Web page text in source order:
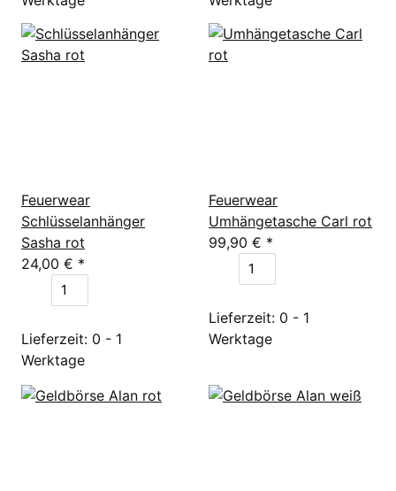
Feuerwear
Schlüsselanhänger
Sasha rot
24,00 € *
Lieferzeit: 0 - 1
Werktage
Feuerwear
Umhängetasche Carl rot
99,90 € *
Lieferzeit: 0 - 1
Werktage